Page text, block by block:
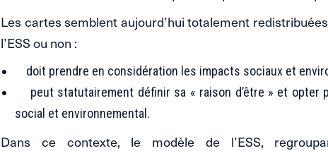
Les cartes semblent aujourd’hui totalement
l’ESS ou non :
doit prendre en considération les impacts sociaux et
peut statutairement définir sa « raison d’être » et opter
social et environnemental.
Dans ce contexte, le modèle de l’ESS,